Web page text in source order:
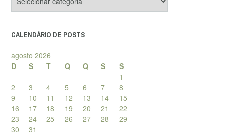
de
CALENDÁRIO DE POSTS
agosto 2026
D
S T Q Q S
S
1
2
3 4 5 6 7
8
9
10 11 12 13 14
15
16
17 18 19 20 21
22
23
24 25 26 27 28
29
30
31